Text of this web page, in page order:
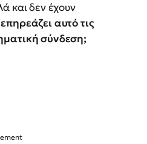
και δεν έχουν
αυτό τις
σύνδεση;